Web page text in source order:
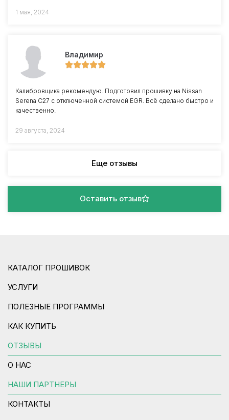
1 мая, 2024
Владимир
Калибровщика рекомендую. Подготовил прошивку на Nissan
Serena C27 с отключенной системой EGR. Всё сделано быстро и
качественно.
29 августа, 2024
Еще отзывы
Оставить отзыв
КАТАЛОГ ПРОШИВОК
УСЛУГИ
ПОЛЕЗНЫЕ ПРОГРАММЫ
КАК КУПИТЬ
ОТЗЫВЫ
О НАС
НАШИ ПАРТНЕРЫ
КОНТАКТЫ